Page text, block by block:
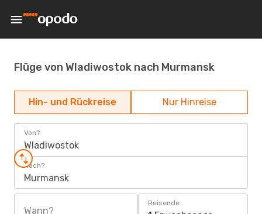
Flüge von Wladiwostok nach Murmansk
Hin- und Rückreise Nur Hinreise
Von?
Wladiwostok
Nach?
Murmansk
Wann?
Reisende